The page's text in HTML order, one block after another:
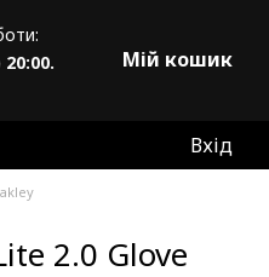
Мій кошик
Вхід
2.0 Glove